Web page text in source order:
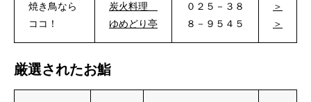
焼き鳥なら
ココ！
炭火料理
ゆめどり亭
０２５－３８
８－９５４５
＞
＞
厳選されたお鮨